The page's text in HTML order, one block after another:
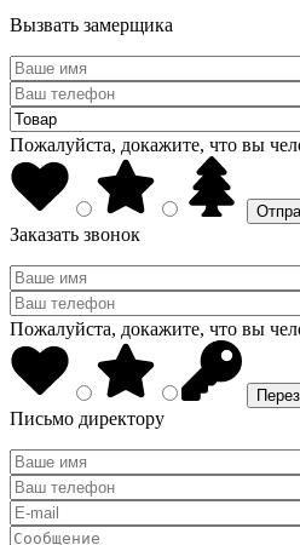
Вызвать замерщика
Пожалуйста, докажите, что вы
Заказать звонок
Пожалуйста, докажите, что вы
Письмо директору